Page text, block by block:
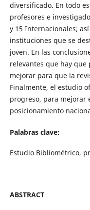
diversificado. En todo
profesores e
y 15 Internacionales;
instituciones que se
joven. En las
relevantes que hay que
mejorar para que la
Finalmente, el estudio
progreso, para mejorar
posicionamiento
Palabras clave:
Estudio Bibliométrico,
ABSTRACT